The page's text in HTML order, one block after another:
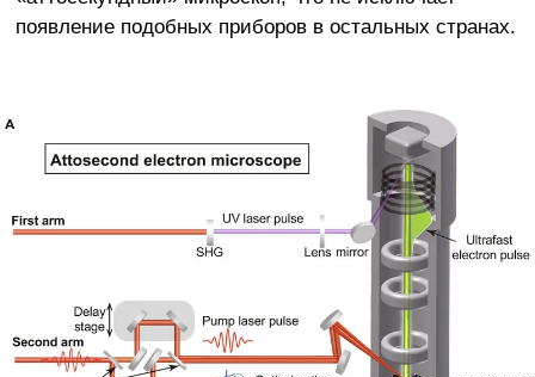
появление подобных приборов в остальных странах.